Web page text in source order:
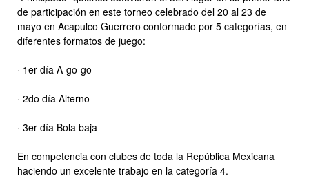
de participación en este torneo celebrado del 20 al 23 de
mayo en Acapulco Guerrero conformado por 5 categorías, en
diferentes formatos de juego:
· 1er día A-go-go
· 2do día Alterno
· 3er día Bola baja
En competencia con clubes de toda la República Mexicana
haciendo un excelente trabajo en la categoría 4.